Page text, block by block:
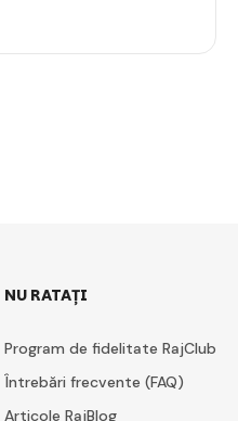
NU RATAȚI
Program de fidelitate RajClub
Întrebări frecvente (FAQ)
Articole RajBlog